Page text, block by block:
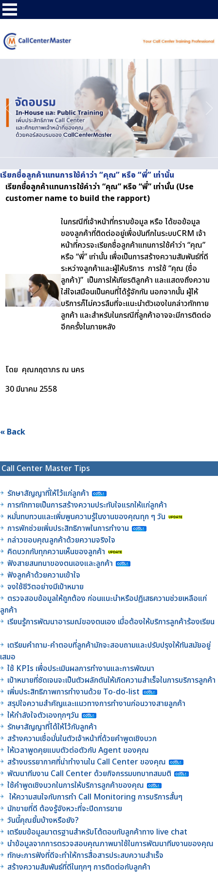
เรียกชื่อลูกค้าแทนการใช้คำว่า “คุณ” หรือ “พี่” เท่านั้น
เรียกชื่อลูกค้าแทนการใช้คำว่า “คุณ” หรือ “พี่” เท่านั้น (Use
customer name to build the rapport)
ในกรณีที่เจ้าหน้าที่ทราบข้อมูล หรือ ได้ขอข้อมูล
ของลูกค้าที่ติดต่ออยู่เพื่อบันทึกในระบบCRM เจ้า
หน้าที่ควรจะเรียกชื่อลูกค้าแทนการใช้คำว่า “คุณ”
หรือ “พี่” เท่านั้น เพื่อเป็นการสร้างความสัมพันธ์ที่ดี
ระหว่างลูกค้าและผู้ให้บริการ การใช้ “คุณ (ชื่อ
ลูกค้า)” เป็นการให้เกียรติลูกค้า และแสดงถึงความ
ใส่ใจเสมือนเป็นคนที่ได้รู้จักกัน นอกจากนั้น ผู้ให้
บริการก็ไม่ควรลืมที่จะแนะนำตัวเองในกล่าวทักทาย
ลูกค้า และสำหรับในกรณีที่ลูกค้าอาจจะมีการติดต่อ
อีกครั้งในภายหลัง
โดย คุณกฤตาภร ณ นคร
30 มีนาคม 2558
« Back
Call Center Master Tips
รักษาสัญญาที่ให้ไว้แก่ลูกค้า
การทักทายเป็นการสร้างความประทับใจแรกให้แก่ลูกค้า
หมั่นทบทวนและเพิ่มพูนความรู้ในงานของคุณทุก ๆ วัน
การพักช่วยเพิ่มประสิทธิภาพในการทำงาน
กล่าวขอบคุณลูกค้าด้วยความจริงใจ
คิดบวกกับทุกความเห็นของลูกค้า
ฟังสายสนทนาของตนเองและลูกค้า
ฟังลูกค้าด้วยความเข้าใจ
จงใช้ชีวิตอย่างมีเป้าหมาย
ตรวจสอบข้อมูลให้ถูกต้อง ก่อนแนะนำหรือปฏิเสธความช่วยเหลือแก่
ลูกค้า
เรียนรู้การพัฒนาอารมณ์ของตนเอง เมื่อต้องให้บริการลูกค้าร้องเรียน
เตรียมคำถาม-คำตอบที่ลูกค้ามักจะสอบถามและปรับปรุงให้ทันสมัยอยู่
เสมอ
ใช้ KPIs เพื่อประเมินผลการทำงานและการพัฒนา
เป้าหมายที่ชัดเจนจะเป็นตัวผลักดันให้เกิดความสำเร็จในการบริการลูกค้า
เพิ่มประสิทธิภาพการทำงานด้วย To-do-list
สรุปใจความสำคัญและแนวทางการทำงานก่อนวางสายลูกค้า
ให้กำลังใจตัวเองทุกๆวัน
รักษาสัญญาที่ได้ให้ไว้กับลูกค้า
สร้างความเชื่อมั่นในตัวเจ้าหน้าที่ด้วยคำพูดเชิงบวก
ให้เวลาพูดคุยแบบตัวต่อตัวกับ Agent ของคุณ
สร้างบรรยากาศที่น่าทำงานใน Call Center ของคุณ
พัฒนาทีมงาน Call Center ด้วยกิจกรรมบทบาทสมมติ
ใช้คำพูดเชิงบวกในการให้บริการลูกค้าของคุณ
ให้ความสนใจกับการทำ Call Monitoring การบริการสั้นๆ
นักขายที่ดี ต้องรู้จังหวะที่จะปิดการขาย
วันนี้คุณยิ้มบ้างหรือยัง?
เตรียมข้อมูลมาตรฐานสำหรับโต้ตอบกับลูกค้าทาง live chat
นำข้อมูลจากการตรวจสอบคุณภาพมาใช้ในการพัฒนาทีมงานของคุณ
ทักษะการฟังที่ดีจะทำให้การสื่อสารประสบความสำเร็จ
สร้างความสัมพันธ์ที่ดีในทุกๆ การติดต่อกับลูกค้า